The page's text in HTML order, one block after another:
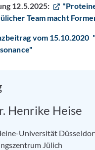
12.5.2025:
Team macht
vom 15.10.2020
Henrike Heise
Universität
Jülich